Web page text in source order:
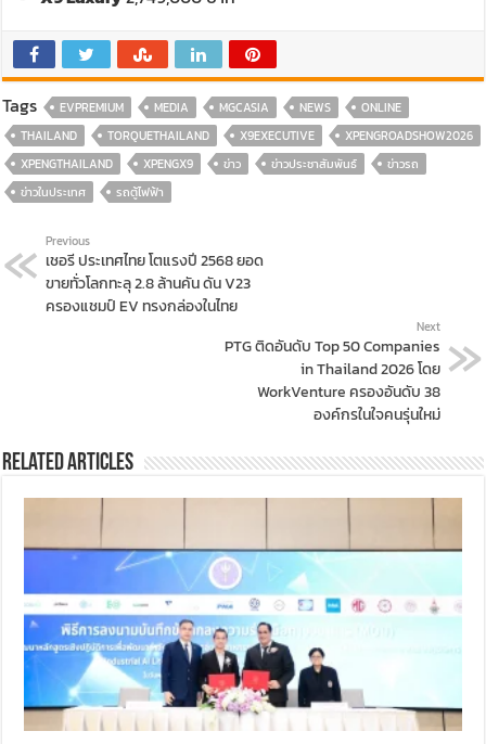
Tags EVPREMIUM MEDIA MGCASIA NEWS
ONLINE
THAILAND
TORQUETHAILAND X9EXECUTIVE
XPENGROADSHOW2026
XPENGTHAILAND
XPENGX9 ข่าว ข่าวประชาสัมพันธ์
ข่าวรถ
ข่าวในประเทศ
รถตู้ไฟฟ้า
Previous
เชอรี ประเทศไทย โตแรงปี 2568 ยอด
ขายทั่วโลกทะลุ 2.8 ล้านคัน ดัน V23
ครองแชมป์ EV ทรงกล่องในไทย
Next
PTG ติดอันดับ Top 50 Companies
in Thailand 2026 โดย
WorkVenture ครองอันดับ 38
องค์กรในใจคนรุ่นใหม่
Related Articles